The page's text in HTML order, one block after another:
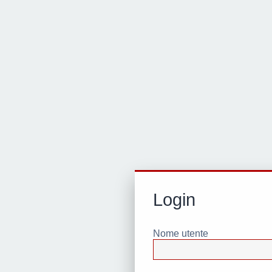
Login
Nome utente